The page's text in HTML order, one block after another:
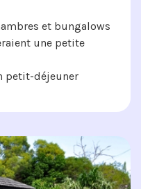
et bungalows
une petite
petit-déjeuner